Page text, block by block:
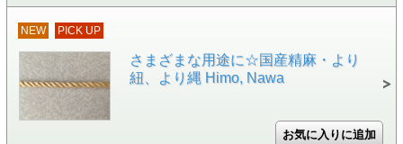
NEW PICK UP
さまざまな用途に☆国産精麻・より
紐、より縄 Himo, Nawa